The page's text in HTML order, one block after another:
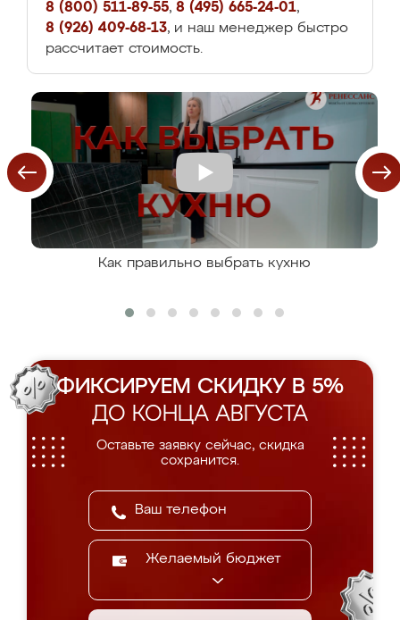
8 (800) 511-89-55, 8 (495) 665-24-01,
8 (926) 409-68-13, и наш менеджер быстро
рассчитает стоимость.
Как правильно выбрать кухню
ФИКСИРУЕМ СКИДКУ В 5%
ДО КОНЦА АВГУСТА
Оставьте заявку сейчас, скидка
сохранится.
Желаемый бюджет